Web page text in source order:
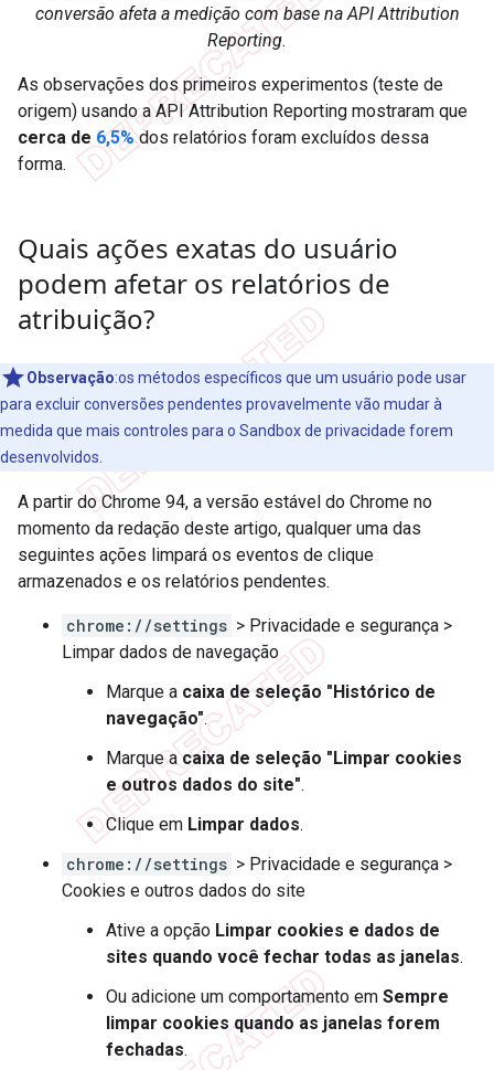
conversão afeta a medição com base na API Attribution
Reporting.
As observações dos primeiros experimentos (teste de
origem) usando a API Attribution Reporting mostraram que
cerca de 6,5%dos relatórios foram excluídos dessa
forma.
Quais ações exatas do usuário
podem afetar os relatórios de
atribuição?
Observação:os métodos específicos que um usuário pode usar
para excluir conversões pendentes provavelmente vão mudar à
medida que mais controles para o Sandbox de privacidade forem
desenvolvidos.
A partir do Chrome 94, a versão estável do Chrome no
momento da redação deste artigo, qualquer uma das
seguintes ações limpará os eventos de clique
armazenados e os relatórios pendentes.
chrome://settings > Privacidade e segurança >
Limpar dados de navegação
Marque a caixa de seleção "Histórico de
navegação".
Marque acaixa de seleção "Limpar cookies
e outros dados do site".
Clique em Limpar dados.
chrome://settings > Privacidade e segurança >
Cookies e outros dados do site
Ative a opção Limpar cookies e dados de
sites quando você fechar todas as janelas.
Ou adicione um comportamento em Sempre
limpar cookies quando as janelas forem
fechadas.